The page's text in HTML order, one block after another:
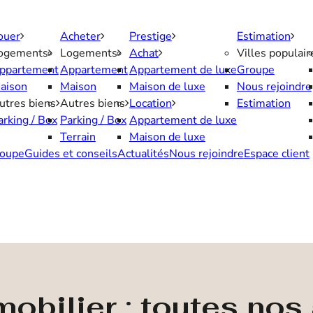
biens
/ Box
Acheter
Logements
Appartement
Maison
Autres biens
Parking / Box
Terrain
Prestige
Achat
Appartement de luxe
Maison de luxe
Location
Appartement de luxe
Maison de luxe
Estimation
Villes
Groupe
Nous rejoindre
Estimation
Guides et conseilsActualitésNous rejoindreEspace client